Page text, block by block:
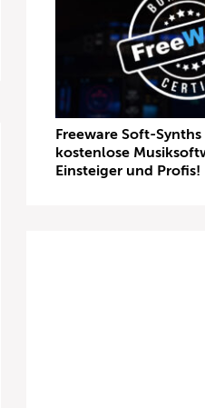
Freeware Soft-
kostenlose
Einsteiger und Profis!